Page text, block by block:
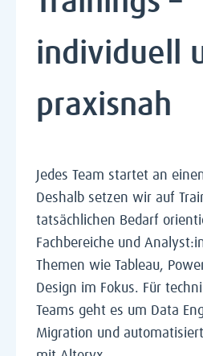
individuell
praxisnah
Jedes Team startet an
Deshalb setzen wir auf
tatsächlichen Bedarf
Fachbereiche und
Themen wie Tableau,
Design im Fokus. Für
Teams geht es um Data
Migration und